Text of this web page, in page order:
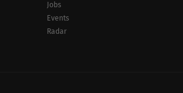
Jobs
Events
Radar